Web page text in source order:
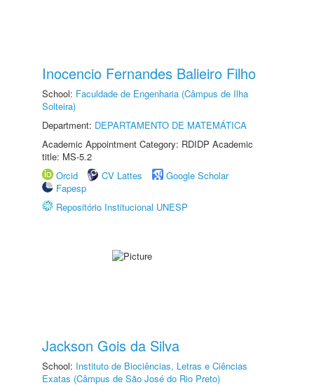
Inocencio Fernandes Balieiro Filho
School: Faculdade de Engenharia (Câmpus de Ilha
Solteira)
Department: DEPARTAMENTO DE MATEMÁTICA
Academic Appointment Category: RDIDP Academic
title: MS-5.2
Orcid
CV Lattes
Google Scholar
Fapesp
Repositório Institucional UNESP
Jackson Gois da Silva
School: Instituto de Biociências, Letras e Ciências
Exatas (Câmpus de São José do Rio Preto)